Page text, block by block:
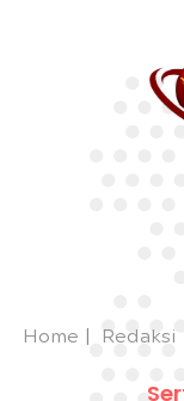
Home Redaksi